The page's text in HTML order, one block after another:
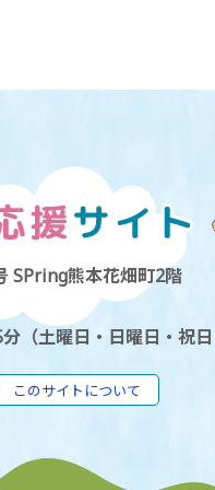
SPring熊本花畑町2階
（土曜日・日曜日・祝
このサイトについて